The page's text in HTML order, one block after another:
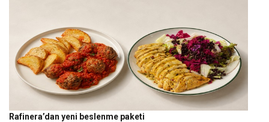
Rafinera’dan yeni beslenme paketi